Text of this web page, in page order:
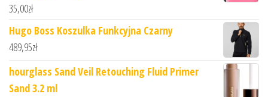
35,00zł
Hugo Boss Koszulka Funkcyjna Czarny
489,95zł
hourglass Sand Veil Retouching Fluid Primer
Sand 3.2 ml